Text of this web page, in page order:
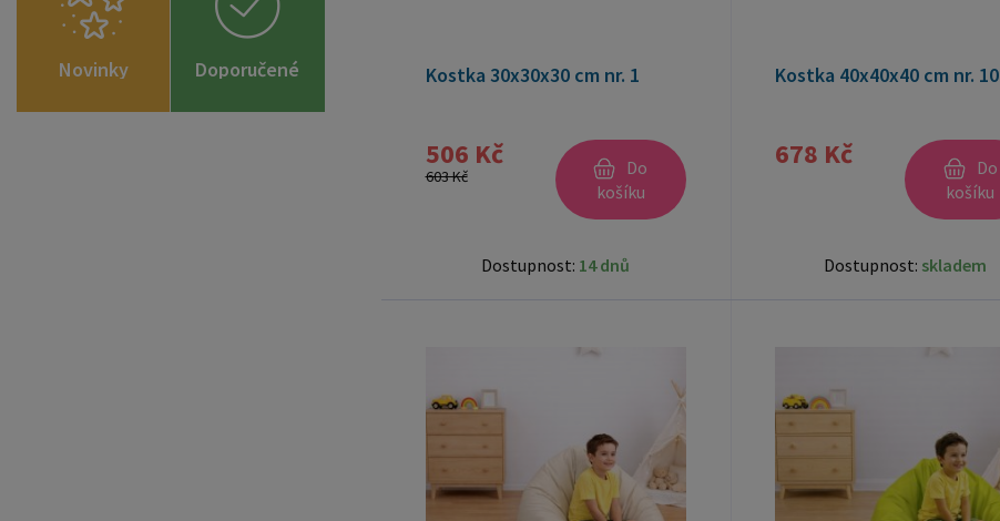
Novinky
Doporučené
zboží
Kostka 30x30x30 cm nr. 1
506 Kč
603 Kč
Do
košíku
Dostupnost: 14 dnů
Kostka 40x40x40 cm nr. 10
678 Kč
Do
košíku
Dostupnost: skladem